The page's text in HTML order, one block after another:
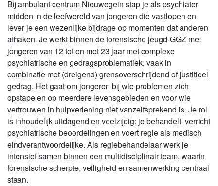
Bij ambulant centrum Nieuwegein stap je als psychiater
midden in de leefwereld van jongeren die vastlopen en
lever je een wezenlijke bijdrage op momenten dat anderen
afhaken. Je werkt binnen de forensische jeugd-GGZ met
jongeren van 12 tot en met 23 jaar met complexe
psychiatrische en gedragsproblematiek, vaak in
combinatie met (dreigend) grensoverschrijdend of justitieel
gedrag. Het gaat om jongeren bij wie problemen zich
opstapelen op meerdere levensgebieden en voor wie
vertrouwen in hulpverlening niet vanzelfsprekend is. Je rol
is inhoudelijk uitdagend en veelzijdig: je behandelt, verricht
psychiatrische beoordelingen en voert regie als medisch
eindverantwoordelijke. Als regiebehandelaar werk je
intensief samen binnen een multidisciplinair team, waarin
forensische scherpte, veiligheid en samenwerking centraal
staan.